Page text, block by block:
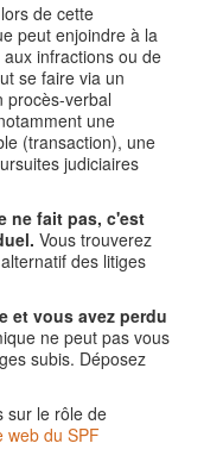
de cette
peut enjoindre à la
infractions ou de
se faire via un
procès-verbal
une
(transaction), une
judiciaires
ne fait pas, c'est
Vous trouverez
des litiges
et vous avez perdu
ne peut pas vous
subis. Déposez
sur le rôle de
web du SPF